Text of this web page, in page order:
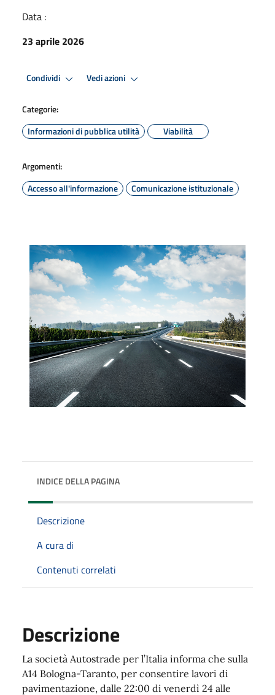
Data :
23 aprile 2026
Condividi Vedi azioni
Categorie:
Informazioni di pubblica utilità
Viabilità
Argomenti:
Accesso all'informazione
Comunicazione istituzionale
INDICE DELLA PAGINA
Descrizione
A cura di
Contenuti correlati
Descrizione
La società Autostrade per l’Italia informa che sulla
A14 Bologna-Taranto, per consentire lavori di
pavimentazione, dalle 22:00 di venerdì 24 alle